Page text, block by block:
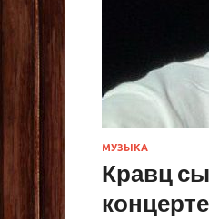
МУЗЫКА
Кравц
концерте